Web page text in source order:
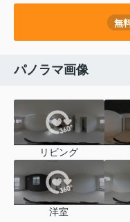
無
パノラマ画像
リビング
洋室